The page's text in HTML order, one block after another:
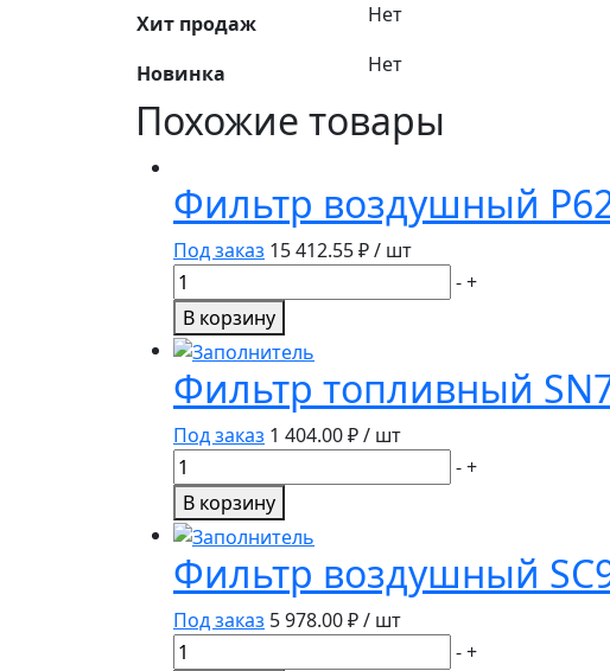
Хит продаж Нет
Новинка Нет
Похожие товары
Фильтр воздушный
Под заказ 15 412.55₽ / шт
Количество
товара
Фильтр
воздушный
P621983/RE261960/RE312946
-+
В корзину
Фильтр топливный
Под заказ 1 404.00₽ / шт
Количество
товара
Фильтр
топливный
SN70329/RE532952/RE539465/FS1096
-+
В корзину
Фильтр воздушный
Под заказ 5 978.00₽ / шт
Количество
-+